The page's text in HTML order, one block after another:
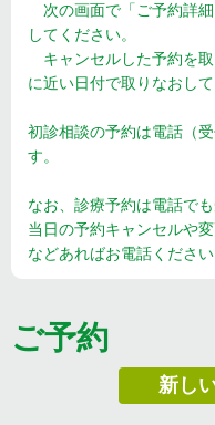
次の画面で「ご予約詳
してください。
キャンセルした予約を
に近い日付で取りなおして
初診相談の予約は電話（
す。
なお、診療予約は電話で
当日の予約キャンセルや
などあればお電話ください
ご予約